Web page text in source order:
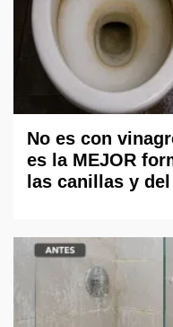
No es con
es la MEJOR
las canillas y